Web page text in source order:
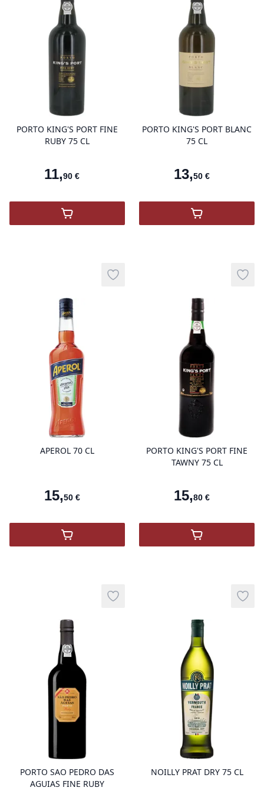
PORTO KING'S PORT FINE
RUBY 75 CL
11,90 €
product variant items in cart, view
,Porto King's Port Fine Ruby
PORTO KING'S PORT BLANC
75 CL
13,50 €
,
APEROL 70 CL
15,50 €
Add to wishlist
product variant items in cart, view
,APEROL
PORTO KING'S PORT FINE
TAWNY 75 CL
15,80 €
Add
,Porto King's
PORTO SAO PEDRO DAS
AGUIAS FINE RUBY
Add to wishlist
product variant items in cart, view
NOILLY PRAT DRY 75 CL
Add